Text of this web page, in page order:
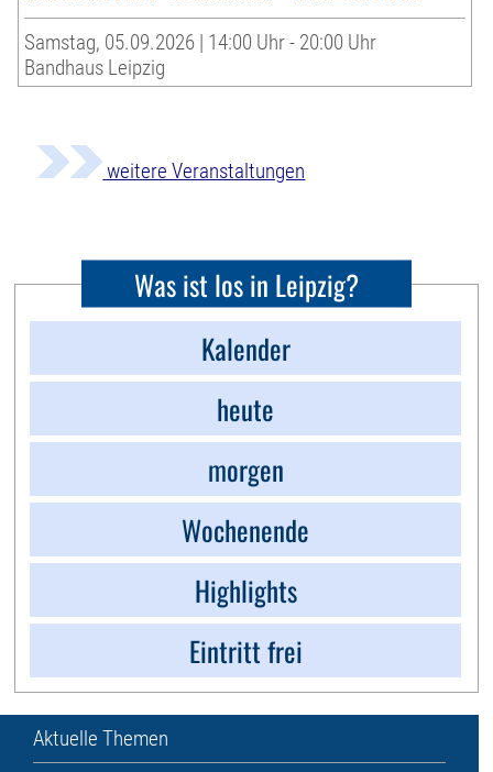
Samstag, 05.09.2026 | 14:00 Uhr - 20:00 Uhr
Bandhaus Leipzig
weitere Veranstaltungen
Was ist los in Leipzig?
Kalender
heute
morgen
Wochenende
Highlights
Eintritt frei
Aktuelle Themen